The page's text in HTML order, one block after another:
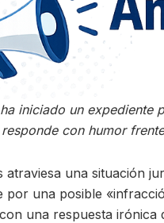
iniciado un expediente
con humor
atraviesa una situación
por una posible
una respuesta irónica